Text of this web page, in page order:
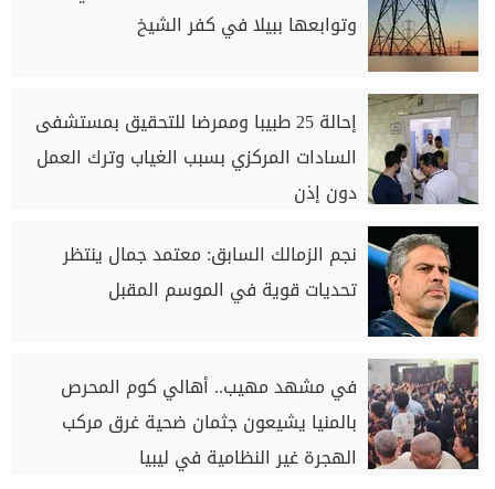
وتوابعها ببيلا في كفر الشيخ
إحالة 25 طبيبا وممرضا للتحقيق بمستشفى
السادات المركزي بسبب الغياب وترك العمل
دون إذن
نجم الزمالك السابق: معتمد جمال ينتظر
تحديات قوية في الموسم المقبل
في مشهد مهيب.. أهالي كوم المحرص
بالمنيا يشيعون جثمان ضحية غرق مركب
الهجرة غير النظامية في ليبيا